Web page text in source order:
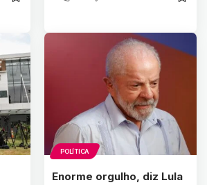
POLÍTICA
Enorme orgulho, diz Lula